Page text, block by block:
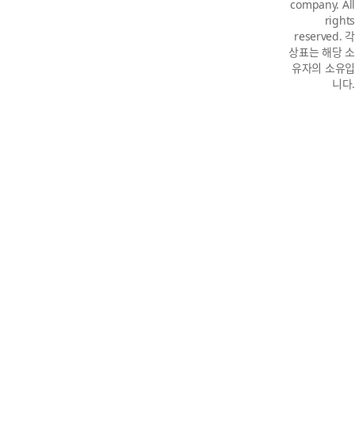
company. All
rights
reserved. 각
상표는 해당 소
유자의 소유입
니다.